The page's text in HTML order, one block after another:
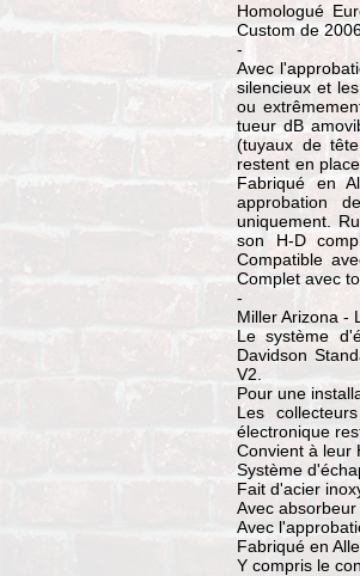
Homologué
Custom de
-
Avec
silencieux et
ou
tueur dB
(tuyaux de
restent en
Fabriqué en
approbation
uniquement.
son H-D
Compatible
Complet avec
-
Miller Arizona -
Le système
Davidson
V2.
Pour une
Les
électronique
Convient à leur
Système
Fait d'acier
Avec
Avec
Fabriqué en
Y compris le